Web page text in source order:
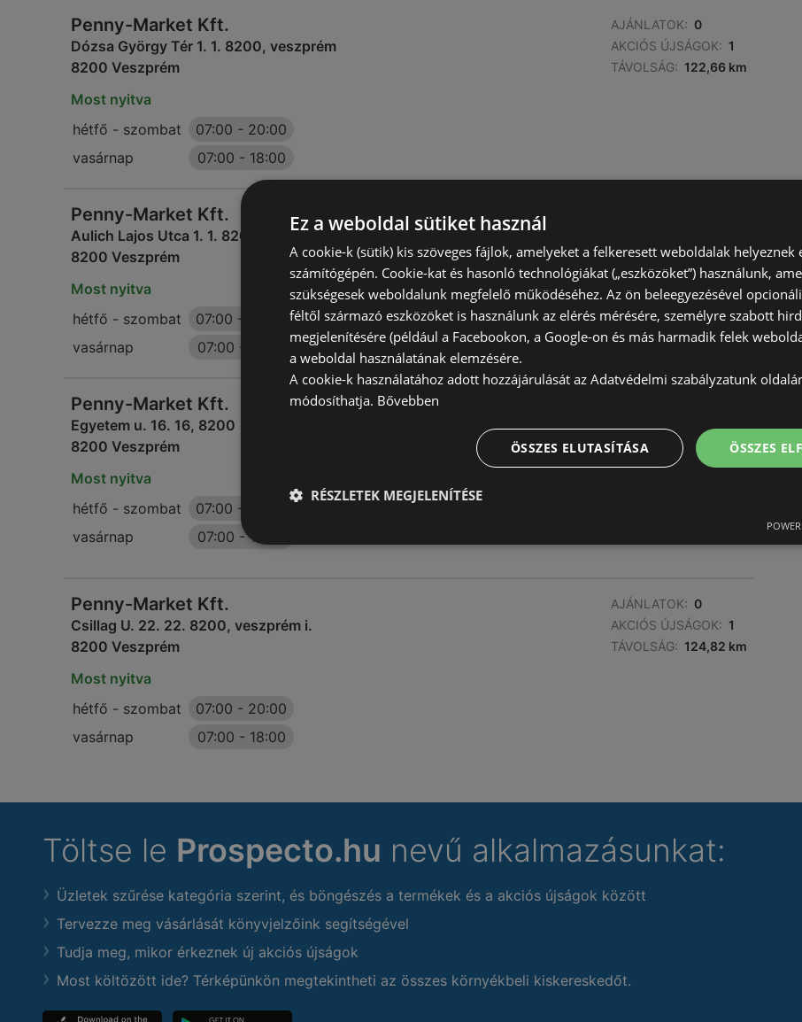
Penny-Market Kft.
Dózsa György Tér 1. 1. 8200, veszprém
8200 Veszprém
AJÁNLATOK: 0
AKCIÓS ÚJSÁGOK: 1
TÁVOLSÁG: 122,66 km
Most nyitva
hétfő - szombat
07:00 - 20:00
vasárnap
07:00 - 18:00
Penny-Market Kft.
Aulich Lajos Utca 1. 1. 8200, veszprém
8200 Veszprém
TÁVOLSÁG: 123,65 km
Most nyitva
hétfő - szombat
07:00 -
vasárnap
07:00 -
Penny-Market Kft.
Egyetem u. 16. 16, 8200
8200 Veszprém
TÁVOLSÁG:
124,46 km
Most nyitva
hétfő - szombat
07:00 -
vasárnap
07:00 -18:00
Penny-Market Kft.
Csillag U. 22. 22. 8200, veszprém i.
8200 Veszprém
AJÁNLATOK: 0
AKCIÓS ÚJSÁGOK: 1
TÁVOLSÁG: 124,82 km
Most nyitva
hétfő - szombat
07:00 - 20:00
vasárnap
07:00 - 18:00
Töltse le Prospecto.hu nevű alkalmazásunkat:
Üzletek szűrése kategória szerint, és böngészés a termékek és a akciós újságok között
Tervezze meg vásárlását könyvjelzőink segítségével
Tudja meg, mikor érkeznek új akciós újságok
Most költözött ide? Térképünkön megtekintheti az összes környékbeli kiskereskedőt.
Ez a weboldal sütiket használ
A cookie-k (sütik) kis szöveges fájlok, amelyeket a felkeresett weboldalak helyeznek
számítógépén. Cookie-kat és hasonló technológiákat („eszközöket”) használunk,
szükségesek weboldalunk megfelelő működéséhez. Az ön beleegyezésével
féltől származó eszközöket is használunk az elérés mérésére, személyre szabott
megjelenítésére (például a Facebookon, a Google-on és más harmadik felek
a weboldal használatának elemzésére.
A cookie-k használatához adott hozzájárulását az Adatvédelmi szabályzatunk
módosíthatja. Bővebben
ÖSSZES
ÖSSZES ELUTASÍTÁSA
RÉSZLETEK MEGJELENÍTÉSE